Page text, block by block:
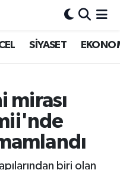
SİYASET
mirası
biri olan
Fikstür